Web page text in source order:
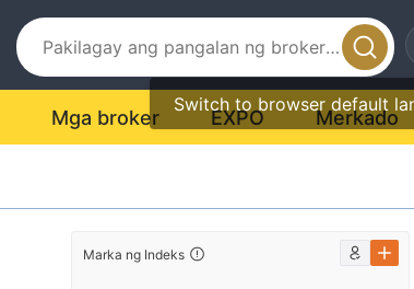
Switch to browser default
Mga broker EXPO Merkado
Marka ng Indeks